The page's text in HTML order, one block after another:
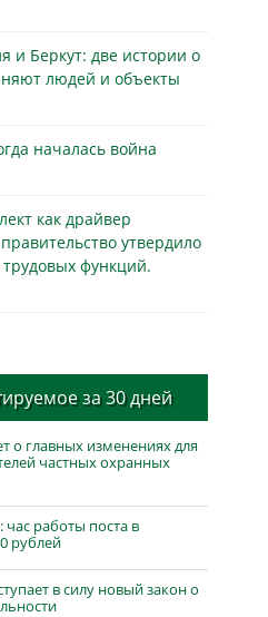
и Беркут: две истории о
людей и объекты
началась война
как драйвер
утвердило
функций.
за 30 дней
о главных изменениях для
частных охранных
час работы поста в
рублей
в силу новый закон о